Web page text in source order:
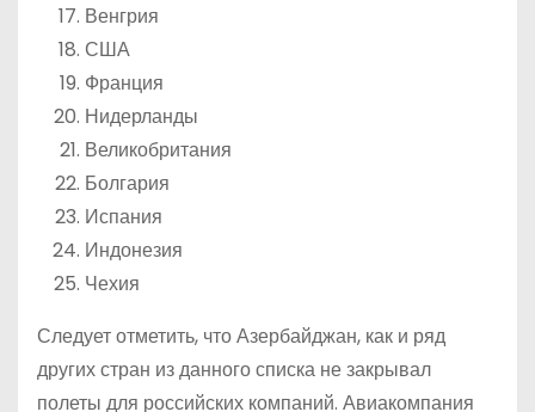
Венгрия
США
Франция
Нидерланды
Великобритания
Болгария
Испания
Индонезия
Чехия
Следует отметить, что Азербайджан, как и ряд
других стран из данного списка не закрывал
полеты для российских компаний. Авиакомпания